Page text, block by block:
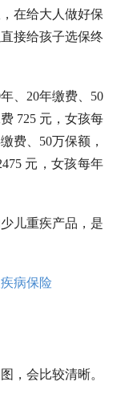
在给大人做好保
接给孩子选保终
、20年缴费、50
725 元，女孩每
费、50万保额，
元，女孩每年
儿重疾产品，是
病保险
，会比较清晰。